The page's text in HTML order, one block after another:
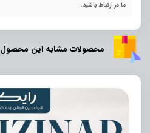
ما در ارتباط باشید.
محصولات مشابه این محصول